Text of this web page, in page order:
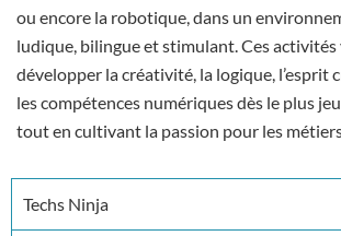
ou encore la robotique, dans un
ludique, bilingue et stimulant. Ces activités
développer la créativité, la logique, l’esprit
les compétences numériques dès le plus
tout en cultivant la passion pour les métiers
Techs Ninja